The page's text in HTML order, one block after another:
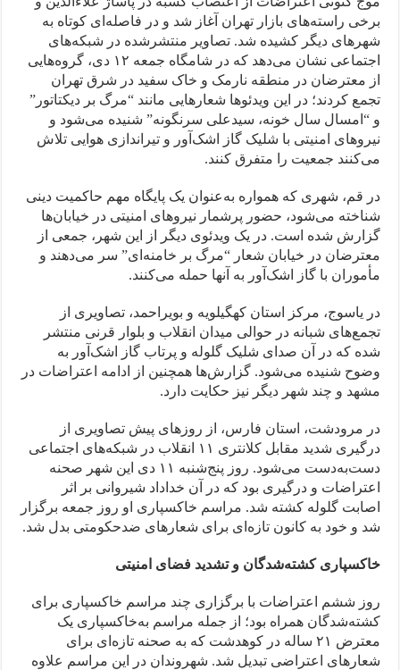
برخی راسته‌های بازار تهران آغاز شد و در فاصله‌ای كوتاه به
شهرهای ديگر کشیده شد. تصاوير منتشرشده در شبكه‌های
اجتماعی نشان می‌دهد كه در شامگاه جمعه ۱۲ دی، گروه‌هايی
از معترضان در منطقه نارمک و خاک سفيد در شرق تهران
تجمع كردند؛ در اين ويدئوها شعارهايی مانند “مرگ بر ديكتاتور”
و “امسال سال خونه، سيدعلی سرنگونه” شنيده می‌شود و
نيروهای امنيتی با شليک گاز اشک‌آور و تيراندازی هوایی تلاش
می‌كنند جمعيت را متفرق كنند.
در قم، شهری كه همواره به‌عنوان يک پایگاه مهم حاكميت دينی
شناخته می‌شود، حضور پرشمار نيروهای امنيتی در خيابان‌ها
گزارش شده است. در يک ويدئوی ديگر از اين شهر، جمعی از
معترضان در خيابان شعار “مرگ بر خامنه‌ای” سر می‌دهند و
مأموران با گاز اشک‌آور به آنها حمله می‌كنند.
در ياسوج، مركز استان كهگيلويه و بويراحمد، تصاويری از
تجمع‌های شبانه در حوالی ميدان انقلاب و بلوار قرنی منتشر
شده كه در آن صدای شليک گلوله و پرتاب گاز اشک‌آور به
وضوح شنيده می‌شود. گزارش‌ها همچنین از ادامه اعتراضات در
مشهد و چند شهر ديگر نيز حكایت دارد.
در مرودشت، استان فارس، از روزهای پيش تصاويری از
درگيری شديد مقابل كلانتری ۱۱ انقلاب در شبكه‌های اجتماعی
دست‌به‌دست می‌شود. روز پنج‌شنبه ۱۱ دی اين شهر صحنه
اعتراضات و درگيری بود كه در آن خداداد شيروانی بر اثر
اصابت گلوله كشته شد. مراسم خاكسپاری او روز جمعه برگزار
شد و خود به كانون تازه‌ای برای شعارهای ضدحكومتی بدل شد.
خاکسپاری كشته‌شدگان و تشديد فضای امنيتی
روز ششم اعتراضات با برگزاری چند مراسم خاكسپاری برای
كشته‌شدگان همراه بود؛ از جمله مراسم به‌خاكسپاری يک
معترض ۲۱ ساله در كوهدشت كه به صحنه تازه‌ای برای
شعارهای اعتراضی تبديل شد. شهروندان در اين مراسم علاوه